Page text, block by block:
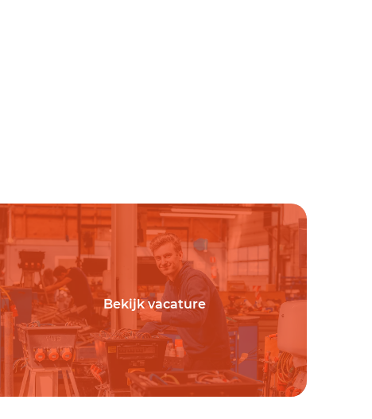
Bekijk vacature